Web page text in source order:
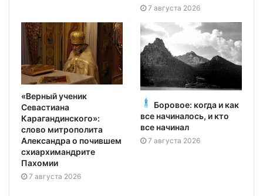
7 августа 2026
«Верный ученик
Севастиана
Карагандинского»:
слово митрополита
Александра о почившем
схиархимандрите
Пахомии
7 августа 2026
Боровое: когда и как
все начиналось, и кто
все начинал
7 августа 2026